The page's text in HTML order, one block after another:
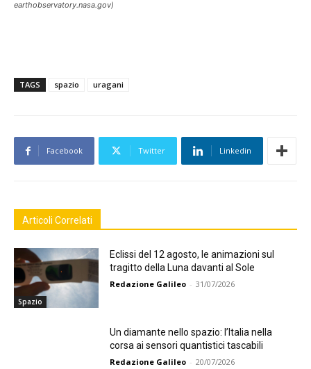
earthobservatory.nasa.gov)
TAGS spazio uragani
Facebook Twitter Linkedin
Articoli Correlati
Spazio
Eclissi del 12 agosto, le animazioni sul
tragitto della Luna davanti al Sole
Redazione Galileo - 31/07/2026
Un diamante nello spazio: l’Italia nella
corsa ai sensori quantistici tascabili
Redazione Galileo - 20/07/2026